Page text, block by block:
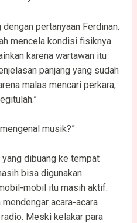
pertanyaan Ferdinan.
mencela kondisi fisiknya
karena wartawan itu
panjang yang sudah
malas mencari perkara,
musik?”
yang dibuang ke tempat
bisa digunakan.
mobil itu masih aktif.
acara-acara
Meski kelakar para